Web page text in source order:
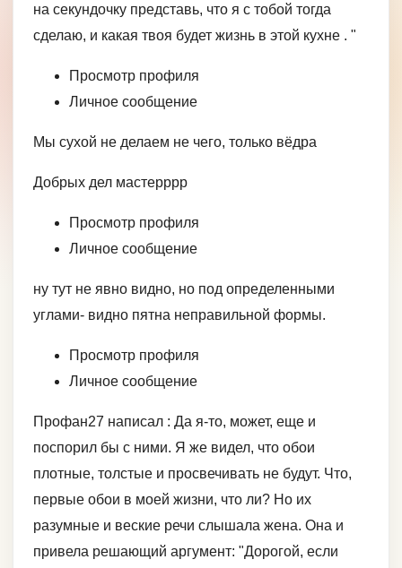
на секундочку представь, что я с тобой тогда
сделаю, и какая твоя будет жизнь в этой кухне . "
Просмотр профиля
Личное сообщение
Мы сухой не делаем не чего, только вёдра
Добрых дел мастерррр
Просмотр профиля
Личное сообщение
ну тут не явно видно, но под определенными
углами- видно пятна неправильной формы.
Просмотр профиля
Личное сообщение
Профан27 написал : Да я-то, может, еще и
поспорил бы с ними. Я же видел, что обои
плотные, толстые и просвечивать не будут. Что,
первые обои в моей жизни, что ли? Но их
разумные и веские речи слышала жена. Она и
привела решающий аргумент: "Дорогой, если